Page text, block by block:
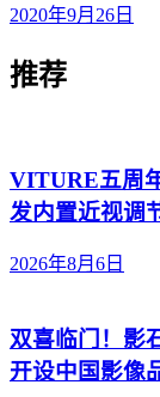
2020年9月26日
推荐
VITURE五周
发内置近视调
2026年8月6日
双喜临门！影
开设中国影像